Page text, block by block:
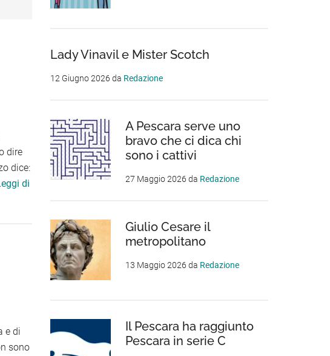
dire
dice:
di
e di
sono
Lady Vinavil e Mister Scotch
12 Giugno 2026 da Redazione
A Pescara serve uno
bravo che ci dica chi
sono i cattivi
27 Maggio 2026 da Redazione
Giulio Cesare il
metropolitano
13 Maggio 2026 da Redazione
Il Pescara ha raggiunto
Pescara in serie C